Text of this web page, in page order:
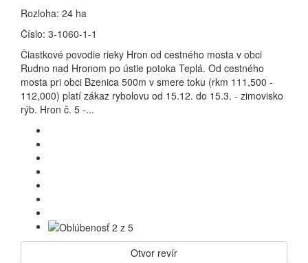
Rozloha: 24 ha
Číslo: 3-1060-1-1
Čiastkové povodie rieky Hron od cestného mosta v obci
Rudno nad Hronom po ústie potoka Teplá. Od cestného
mosta pri obci Bzenica 500m v smere toku (rkm 111,500 -
112,000) platí zákaz rybolovu od 15.12. do 15.3. - zimovisko
rýb. Hron č. 5 -...
Otvor revír